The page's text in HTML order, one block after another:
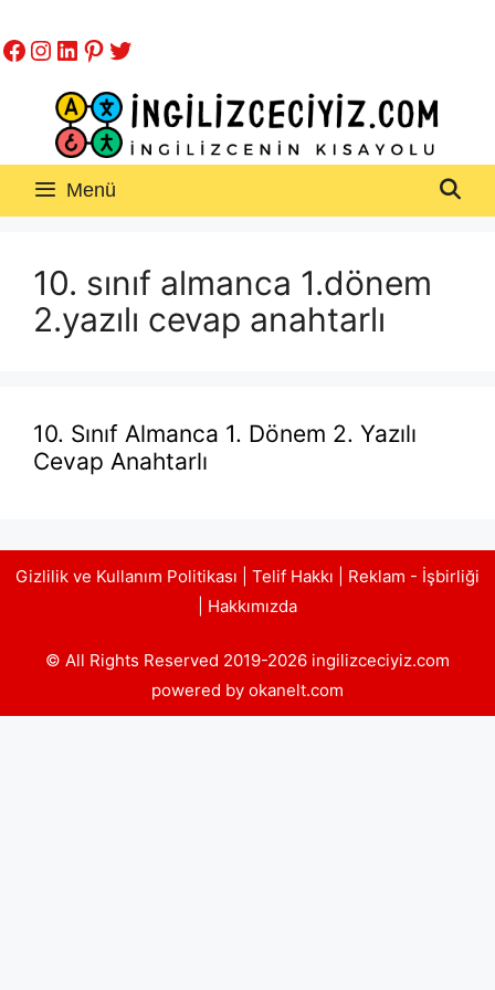
atla
Facebook
Instagram
LinkedIn
Pinterest
Twitter
Menü
10. sınıf almanca 1.dönem
2.yazılı cevap anahtarlı
10. Sınıf Almanca 1. Dönem 2. Yazılı
Cevap Anahtarlı
Gizlilik ve Kullanım Politikası Telif Hakkı
Reklam - İşbirliği
Hakkımızda
© All Rights Reserved 2019-2026 ingilizceciyiz.com
powered by okanelt.com